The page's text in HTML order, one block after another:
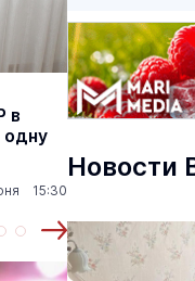
в
15:30
Алексей
лёгких
Новости